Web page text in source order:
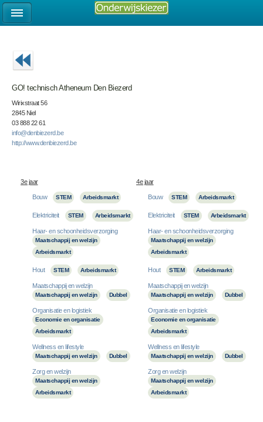
GO! technisch Atheneum Den Biezerd
Wirixstraat 56
2845 Niel
03 888 22 61
info@denbiezerd.be
http://www.denbiezerd.be
3e jaar 4e jaar
Bouw STEM Arbeidsmarkt
Elektriciteit STEM Arbeidsmarkt
Haar- en schoonheidsverzorging
Maatschappij en welzijn
Arbeidsmarkt
Hout STEM Arbeidsmarkt
Maatschappij en welzijn
Maatschappij en welzijn Dubbel
Organisatie en logistiek
Economie en organisatie
Arbeidsmarkt
Wellness en lifestyle
Maatschappij en welzijn Dubbel
Zorg en welzijn
Maatschappij en welzijn
Arbeidsmarkt
Bouw STEM Arbeidsmarkt
Elektriciteit STEM Arbeidsmarkt
Haar- en schoonheidsverzorging
Maatschappij en welzijn
Arbeidsmarkt
Hout STEM Arbeidsmarkt
Maatschappij en welzijn
Maatschappij en welzijn Dubbel
Organisatie en logistiek
Economie en organisatie
Arbeidsmarkt
Wellness en lifestyle
Maatschappij en welzijn Dubbel
Zorg en welzijn
Maatschappij en welzijn
Arbeidsmarkt